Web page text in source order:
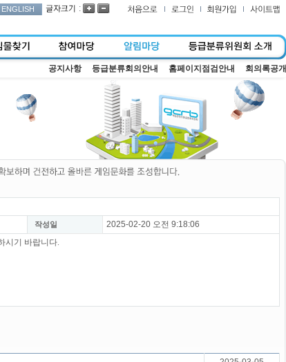
ENGLISH :
공지사항 등급분류회의안내 홈페이지점검안내 회의록공개
작성일
2025-02-20 오전 9:18:06
시기 바랍니다.